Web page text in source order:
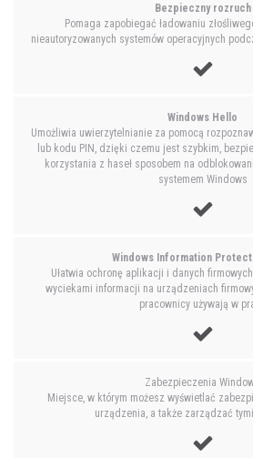
Bezpieczny rozruch
Pomaga zapobiegać ładowaniu
nieautoryzowanych systemów operacyjnych
Windows Hello
Umożliwia uwierzytelnianie za pomocą
lub kodu PIN, dzięki czemu jest szybkim,
korzystania z haseł sposobem na
systemem Windows
Windows Information
Ułatwia ochronę aplikacji i danych
wyciekami informacji na urządzeniach
pracownicy używają w
Zabezpieczenia
Miejsce, w którym możesz wyświetlać
urządzenia, a także zarządzać